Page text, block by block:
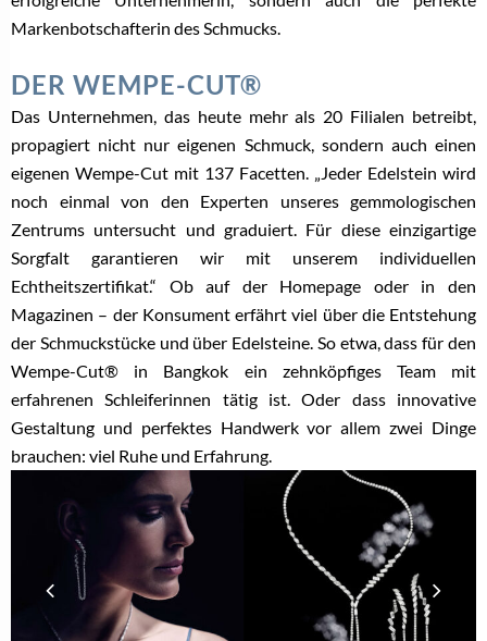
Markenbotschafterin des Schmucks.
DER WEMPE-CUT®
Das Unternehmen, das heute mehr als 20 Filialen betreibt,
propagiert nicht nur eigenen Schmuck, sondern auch einen
eigenen Wempe-Cut mit 137 Facetten. „Jeder Edelstein wird
noch einmal von den Experten unseres gemmologischen
Zentrums untersucht und graduiert. Für diese einzigartige
Sorgfalt garantieren wir mit unserem individuellen
Echtheitszertifikat.“ Ob auf der Homepage oder in den
Magazinen – der Konsument erfährt viel über die Entstehung
der Schmuckstücke und über Edelsteine. So etwa, dass für den
Wempe-Cut® in Bangkok ein zehnköpfiges Team mit
erfahrenen Schleiferinnen tätig ist. Oder dass innovative
Gestaltung und perfektes Handwerk vor allem zwei Dinge
brauchen: viel Ruhe und Erfahrung.